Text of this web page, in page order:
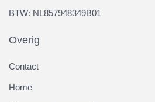
BTW: NL857948349B01
Overig
Contact
Home